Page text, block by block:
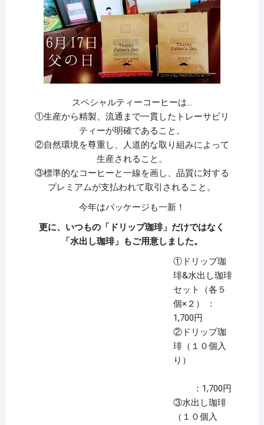
スペシャルティーコーヒーは…
①生産から精製、流通まで一貫したトレーサビリ
ティーが明確であること。
②自然環境を尊重し、人道的な取り組みによって
生産されること。
③標準的なコーヒーと一線を画し、品質に対する
プレミアムが支払われて取引されること。
今年はパッケージも一新！
更に、いつもの「ドリップ珈琲」だけではなく
「水出し珈琲」もご用意しました。
①ドリップ珈
琲&水出し珈琲
セット（各５
個×２） ：
1,700円
②ドリップ珈
琲（１０個入
り）
：1,700円
③水出し珈琲
（１０個入